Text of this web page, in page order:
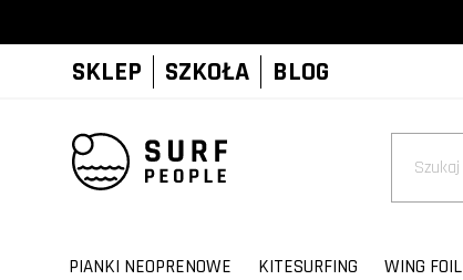
SKLEP SZKOŁA BLOG
PIANKI NEOPRENOWE KITESURFING WING FOIL